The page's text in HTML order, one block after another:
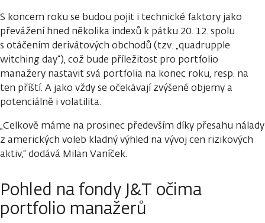
S koncem roku se budou pojit i technické faktory jako
převážení hned několika indexů k pátku 20. 12. spolu
s otáčením derivátových obchodů (tzv. „quadrupple
witching day“), což bude příležitost pro portfolio
manažery nastavit svá portfolia na konec roku, resp. na
ten příští. A jako vždy se očekávají zvýšené objemy a
potenciálně i volatilita.
„Celkově máme na prosinec především díky přesahu nálady
z amerických voleb kladný výhled na vývoj cen rizikových
aktiv,“ dodává Milan Vaníček.
Pohled na fondy J&T očima
portfolio manažerů